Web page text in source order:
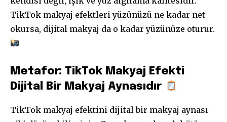
TikTok makyaj efektleri yüzünüzü ne kadar net
okursa, dijital makyaj da o kadar yüzünüze oturur.
Metafor: TikTok Makyaj Efekti
Dijital Bir Makyaj Aynasıdır
TikTok makyaj efektini dijital bir makyaj aynası